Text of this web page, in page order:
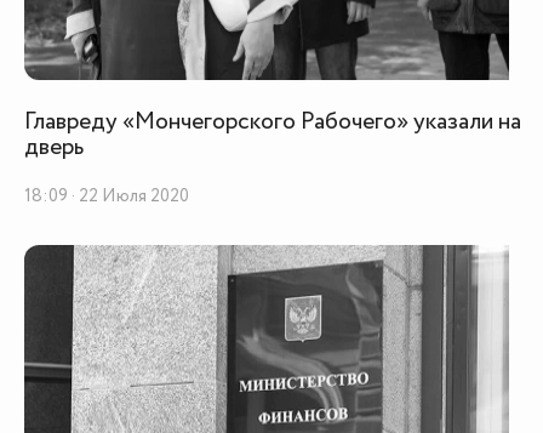
Главреду «Мончегорского Рабочего» указали на
дверь
18:09 · 22 Июля 2020